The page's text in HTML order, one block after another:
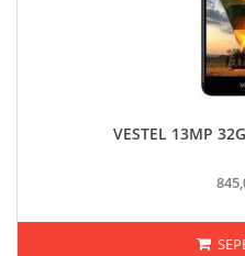
VESTEL 13MP